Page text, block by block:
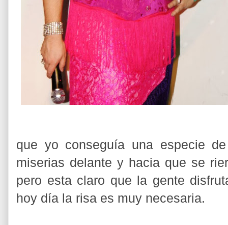
que yo conseguía una especie
miserias delante y hacia que se
pero esta claro que la gente
hoy día la risa es muy necesaria.